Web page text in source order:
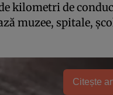
kilometri de
muzee, spitale,
Citește